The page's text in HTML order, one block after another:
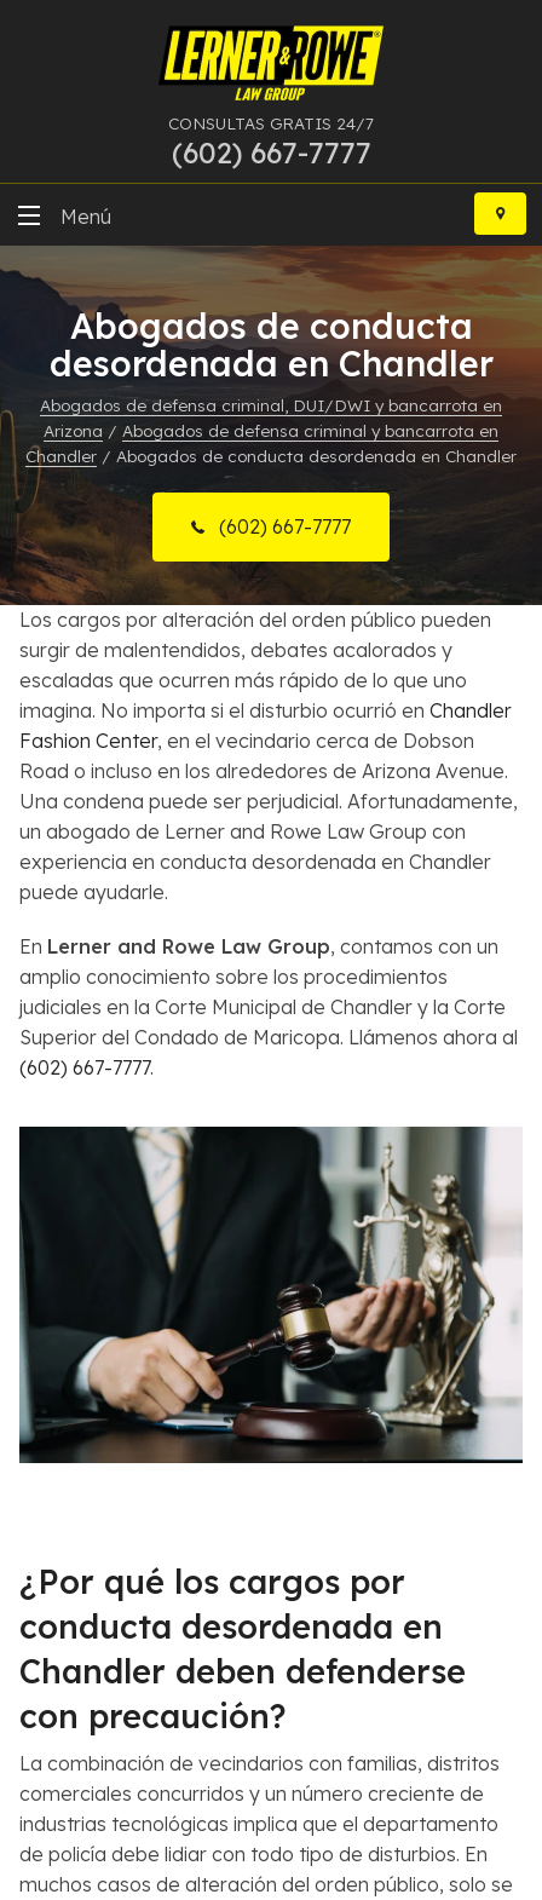
CONSULTAS GRATIS 24/7
(602) 667-7777
Ir
contenido
Menú
DUI
Delitos Graves
Bancarrota
Más Especialidades
Recursos
Sobre Nosotros
Contactos
English
Buscar
Abogados de conducta
desordenada en Chandler
Abogados de defensa criminal, DUI/DWI y bancarrota en
Arizona / Abogados de defensa criminal y bancarrota en
Chandler / Abogados de conducta desordenada en Chandler
(602) 667-7777
Los cargos por alteración del orden público pueden
surgir de malentendidos, debates acalorados y
escaladas que ocurren más rápido de lo que uno
imagina. No importa si el disturbio ocurrió en Chandler
Fashion Center, en el vecindario cerca de Dobson
Road o incluso en los alrededores de Arizona Avenue.
Una condena puede ser perjudicial. Afortunadamente,
un abogado de Lerner and Rowe Law Group con
experiencia en conducta desordenada en Chandler
puede ayudarle.
En Lerner and Rowe Law Group, contamos con un
amplio conocimiento sobre los procedimientos
judiciales en la Corte Municipal de Chandler y la Corte
Superior del Condado de Maricopa. Llámenos ahora al
(602) 667-7777.
¿Por qué los cargos por
conducta desordenada en
Chandler deben defenderse
con precaución?
La combinación de vecindarios con familias, distritos
comerciales concurridos y un número creciente de
industrias tecnológicas implica que el departamento
de policía debe lidiar con todo tipo de disturbios. En
muchos casos de alteración del orden público, solo se